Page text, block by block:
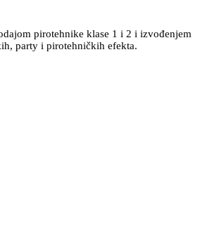
pirotehnike klase 1 i 2 i izvođenjem
party i pirotehničkih efekta.